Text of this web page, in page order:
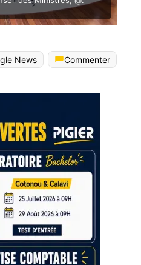
News
Commenter